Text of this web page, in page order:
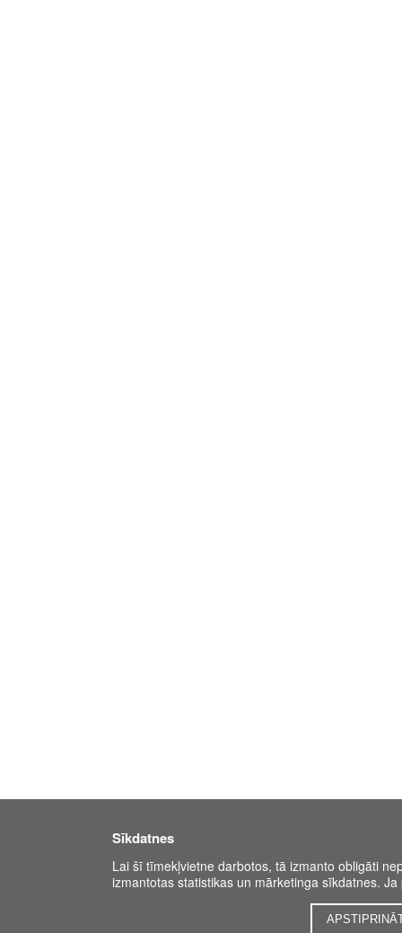
Sīkdatnes
Lai šī tīmekļvietne darbotos, tā izmanto obligāti
izmantotas statistikas un mārketinga sīkdatnes.